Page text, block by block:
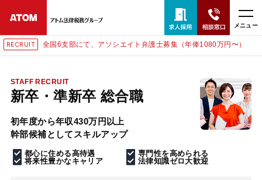
メニュー
RECRUIT 全国6支部にて、アソシエイト弁護士募集（年俸1080万円〜）
STAFF RECRUIT
新卒・準新卒 総合職
初年度から年収430万円以上
幹部候補としてスキルアップ
都心に住める高待遇
専門性を高められる
将来性豊かなキャリア
法律知識ゼロ大歓迎
24時間365日全国対応
無料相談窓口はこちら
電話・LINE・メールで相談予約受付中
ホーム